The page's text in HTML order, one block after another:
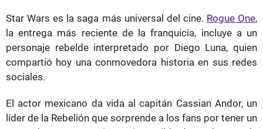
Star Wars es la saga más universal del cine. Rogue One,
la entrega más reciente de la franquicia, incluye a un
personaje rebelde interpretado por Diego Luna, quien
compartió hoy una conmovedora historia en sus redes
sociales.
El actor mexicano da vida al capitán Cassian Andor, un
líder de la Rebelión que sorprende a los fans por tener un